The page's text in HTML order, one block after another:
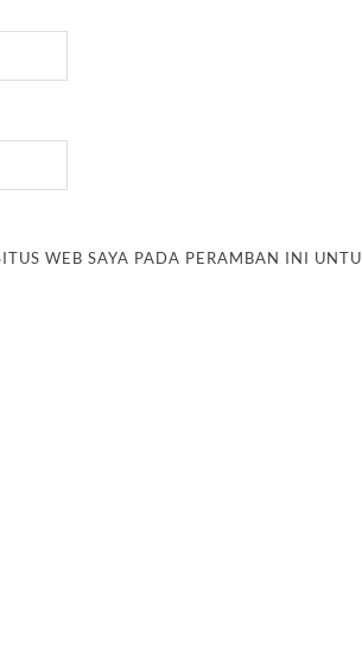
WEB SAYA PADA PERAMBAN INI